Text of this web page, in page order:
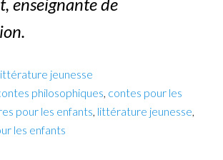
jeunesse
philosophiques contes pour les
pour les enfants littérature jeunesse
les enfants